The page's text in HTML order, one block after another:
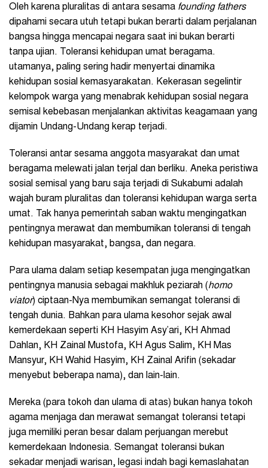
Oleh karena pluralitas di antara sesama founding fathers
dipahami secara utuh tetapi bukan berarti dalam perjalanan
bangsa hingga mencapai negara saat ini bukan berarti
tanpa ujian. Toleransi kehidupan umat beragama.
utamanya, paling sering hadir menyertai dinamika
kehidupan sosial kemasyarakatan. Kekerasan segelintir
kelompok warga yang menabrak kehidupan sosial negara
semisal kebebasan menjalankan aktivitas keagamaan yang
dijamin Undang-Undang kerap terjadi.
Toleransi antar sesama anggota masyarakat dan umat
beragama melewati jalan terjal dan berliku. Aneka peristiwa
sosial semisal yang baru saja terjadi di Sukabumi adalah
wajah buram pluralitas dan toleransi kehidupan warga serta
umat. Tak hanya pemerintah saban waktu mengingatkan
pentingnya merawat dan membumikan toleransi di tengah
kehidupan masyarakat, bangsa, dan negara.
Para ulama dalam setiap kesempatan juga mengingatkan
pentingnya manusia sebagai makhluk peziarah (homo
viator) ciptaan-Nya membumikan semangat toleransi di
tengah dunia. Bahkan para ulama kesohor sejak awal
kemerdekaan seperti KH Hasyim Asy’ari, KH Ahmad
Dahlan, KH Zainal Mustofa, KH Agus Salim, KH Mas
Mansyur, KH Wahid Hasyim, KH Zainal Arifin (sekadar
menyebut beberapa nama), dan lain-lain.
Mereka (para tokoh dan ulama di atas) bukan hanya tokoh
agama menjaga dan merawat semangat toleransi tetapi
juga memiliki peran besar dalam perjuangan merebut
kemerdekaan Indonesia. Semangat toleransi bukan
sekadar menjadi warisan, legasi indah bagi kemaslahatan